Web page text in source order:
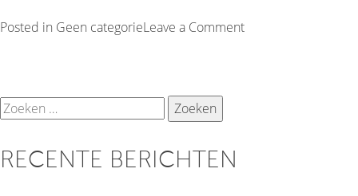
Posted in Geen categorieLeave a Commenton
Zoeken
RECENTE BERICHTEN